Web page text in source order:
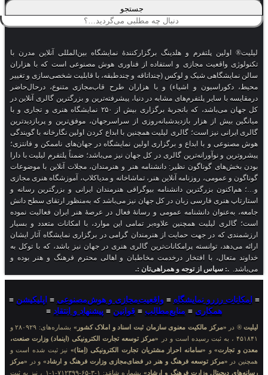
پلتفرم و هلدینگ برگزارکنندهٔ نمایشگاه بین‌المللی آنلاین مدرن با
واقعیت مجازی و استفاده از فناوری هوش مصنوعی است که با هزاران
شیک و لوکس (چنداتاقه و چندطبقه، با قابلیت شخصی‌سازی و تغییر
و اشیاء) و با هزاران طرح قاب‌مجازی متنوع، درحال‌حاضر
با سایر پلتفرم‌های مشابه در دنیا، پیشرفته‌ترین و بزرگترین گالری آنلاین در
کل جهان می‌باشد، که باتجربهٔ برگزاری بیش از ۲۵۰ نمایشگاه هنری و تجاری و با
از هزار بازدیدشبانه‌روزی از سراسرجهان، موفق‌ترین و پربازدیدترین
نیز است؛ گالری لیلیت همچنین با ابداع کردن اولین نگارخانه با گویندگی
و با ابداع و برگزاری اولین نمایشگاه در جهان‌های ناممکن و فانتزی؛
و نوآورانه‌ترین گالری در کل جهان نیز می‌باشد؛ ضمناً پلتفرم لیلیت با دارا
گوناگون نظیر: دانشنامه هنر و هنرمندان، مجلات آنلاین با موضوعات
عمومی، روزنامه آنلاین هنر، تماشاخانه و مدیاکلاب، آموزشگاه هنری مجازی
بزرگترین دانشنامه بیوگرافی هنرمندان ایرانی و بزرگترین رسانه و
هنری فارسی زبان در کل جهان نیز می‌باشد که به‌منظور ارتقای سطح دانش
دانشنامه عمومی و رسانهٔ فعال در عرصهٔ هنر ایران فعالیت نموده
لیلیت همچنین علاوه‌بر تمامی این موارد، با امکانات متعدد و بسیار
که در جهت حمایت از هنرمندان گرامی در برگزاری نمایشگاه آثار ایشان
توانسته پرامکانات‌ترین گالری هنری در جهان نیز باشد، که با توکل به
با افتخار درخدمت مخاطبان و اهالی محترم فرهنگ و هنر بوده و
.: سپاس از توجه و همراهی‌تان :.
رزرو نمایشگاه≡واقعیت‌مجازی و هوش‌مصنوعی≡اپلیکیشن≡
≡منابع‌مطالب≡قوانین≡پیشنهاد و انتقاد≡
«مرکز مالکیت معنوی سازمان ثبت اسناد و املاک کشور»
بشماره‌های: ۲۸۰۹۲۹ و
«مرکز توسعه تجارت الکترونیکی (اینماد) وزارت صنعت،
و «سامانه احراز مشتریان تجارت الکترونیکی (اِمتا)» نیز ثبت شده است و
«مرکز توسعه فرهنگ و هنر در فضای‌مجازی وزارت فرهنگ و ارشاد»و در
«مرکز
دیجیتال وزارت فرهنگ و ارشاد»
بشماره شامَد: ۱-۳-۶۵-۷۱۲۳۹۹-۱-۱ ، نیز به ثبت